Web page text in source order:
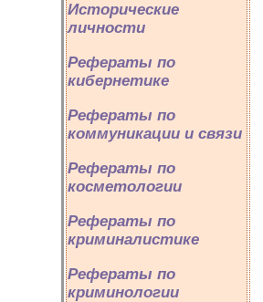
Исторические
личности
Рефераты по
кибернетике
Рефераты по
коммуникации и связи
Рефераты по
косметологии
Рефераты по
криминалистике
Рефераты по
криминологии